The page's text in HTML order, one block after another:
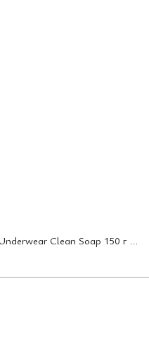
Хозяйственное мыло Mukunghwa Underwear Clean Soap 150 г (400756)